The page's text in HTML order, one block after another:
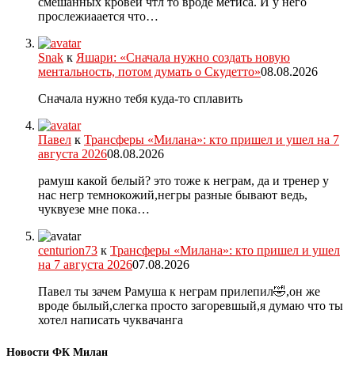
прослежиаается что…
Snak к Яшари: «Сначала нужно создать новую
ментальность, потом думать о Скудетто»08.08.2026
Сначала нужно тебя куда-то сплавить
Павел к Трансферы «Милана»: кто пришел и ушел на 7
августа 202608.08.2026
рамуш какой белый? это тоже к неграм, да и тренер у
нас негр темнокожий,негры разные бывают ведь,
чуквуезе мне пока…
centurion73 к Трансферы «Милана»: кто пришел и ушел
на 7 августа 202607.08.2026
Павел ты зачем Рамуша к неграм прилепил🤣,он же
вроде былый,слегка просто загоревшый,я думаю что ты
хотел написать чуквачанга
Новости ФК Милан